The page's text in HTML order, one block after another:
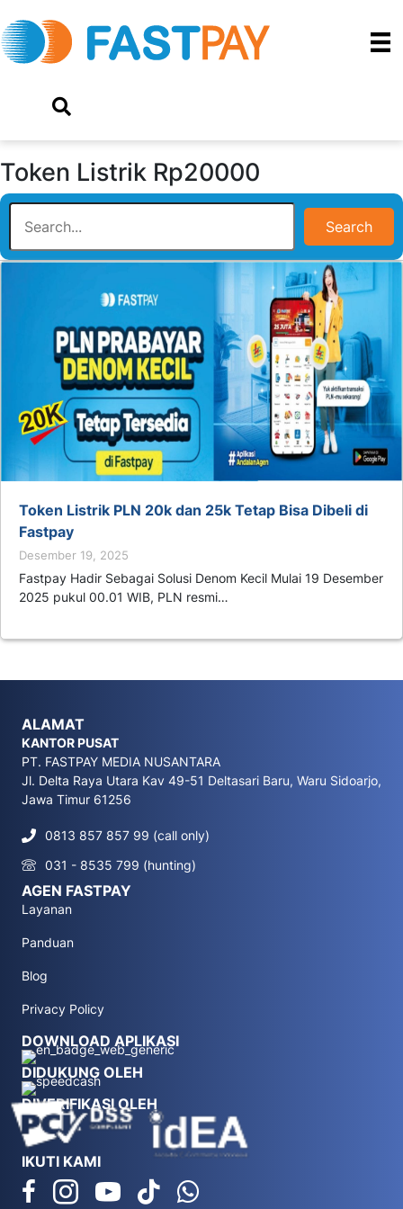
Token Listrik Rp20000
Search
Token Listrik PLN 20k dan 25k Tetap Bisa Dibeli di
Fastpay
Desember 19, 2025
Fastpay Hadir Sebagai Solusi Denom Kecil Mulai 19 Desember
2025 pukul 00.01 WIB, PLN resmi…
ALAMAT
KANTOR PUSAT
PT. FASTPAY MEDIA NUSANTARA
Jl. Delta Raya Utara Kav 49-51 Deltasari Baru, Waru Sidoarjo,
Jawa Timur 61256
0813 857 857 99 (call only)
031 - 8535 799 (hunting)
AGEN FASTPAY
Layanan
Panduan
Blog
Privacy Policy
DOWNLOAD APLIKASI
DIDUKUNG OLEH
DIVERIFIKASI OLEH
IKUTI KAMI